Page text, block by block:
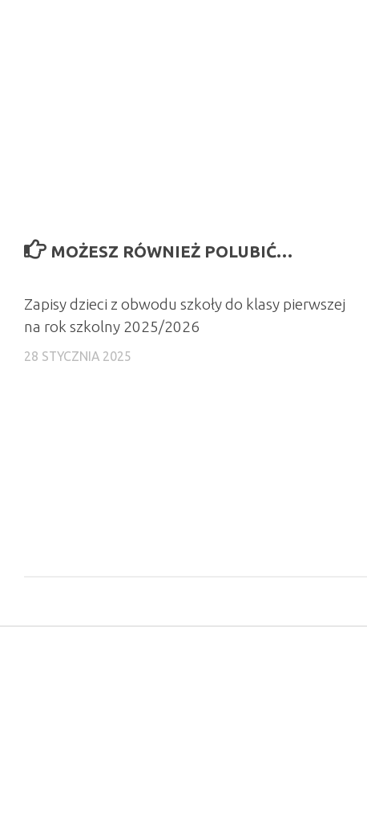
MOŻESZ RÓWNIEŻ POLUBIĆ…
Zapisy dzieci z obwodu szkoły do klasy pierwszej
na rok szkolny 2025/2026
28 STYCZNIA 2025